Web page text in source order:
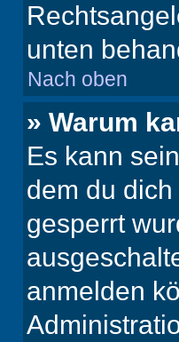
unten
Nach oben
» Warum
Es kann
dem du
gesperrt
anmelden